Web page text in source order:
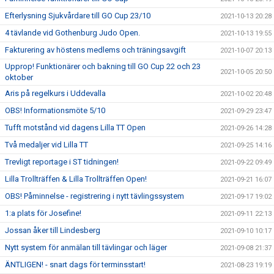
Efterlysning Sjukvårdare till GO Cup 23/10 2021-10-13 20:28
4 tävlande vid Gothenburg Judo Open. 2021-10-13 19:55
Fakturering av höstens medlems och träningsavgift 2021-10-07 20:13
Upprop! Funktionärer och bakning till GO Cup 22 och 23
oktober
2021-10-05 20:50
Aris på regelkurs i Uddevalla 2021-10-02 20:48
OBS! Informationsmöte 5/10 2021-09-29 23:47
Tufft motstånd vid dagens Lilla TT Open 2021-09-26 14:28
Två medaljer vid Lilla TT 2021-09-25 14:16
Trevligt reportage i ST tidningen! 2021-09-22 09:49
Lilla Trollträffen & Lilla Trollträffen Open! 2021-09-21 16:07
OBS! Påminnelse - registrering i nytt tävlingssystem 2021-09-17 19:02
1:a plats för Josefine! 2021-09-11 22:13
Jossan åker till Lindesberg 2021-09-10 10:17
Nytt system för anmälan till tävlingar och läger 2021-09-08 21:37
ÄNTLIGEN! - snart dags för terminsstart! 2021-08-23 19:19